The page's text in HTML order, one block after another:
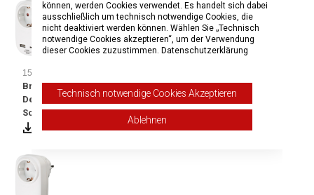
1508210
Brennenstuhl Steckdosenadapter mit USB C Power
Delivery und USB-A (USB Steckdosenadapter zum
Schnellladen, 1x USB C Power Delivery, 1x USB-A)
Bedienungsanleitung
können, werden Cookies verwendet. Es handelt sich dabei
ausschließlich um technisch notwendige Cookies, die
nicht deaktiviert werden können. Wählen Sie „Technisch
notwendige Cookies akzeptieren“, um der Verwendung
dieser Cookies zuzustimmen. Datenschutzerklärung
Technisch notwendige Cookies Akzeptieren
Ablehnen